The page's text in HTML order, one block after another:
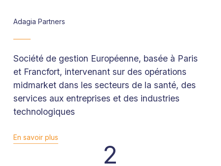
Adagia Partners
Société de gestion Européenne, basée à Paris
et Francfort, intervenant sur des opérations
midmarket dans les secteurs de la santé, des
services aux entreprises et des industries
technologiques
En savoir plus
2